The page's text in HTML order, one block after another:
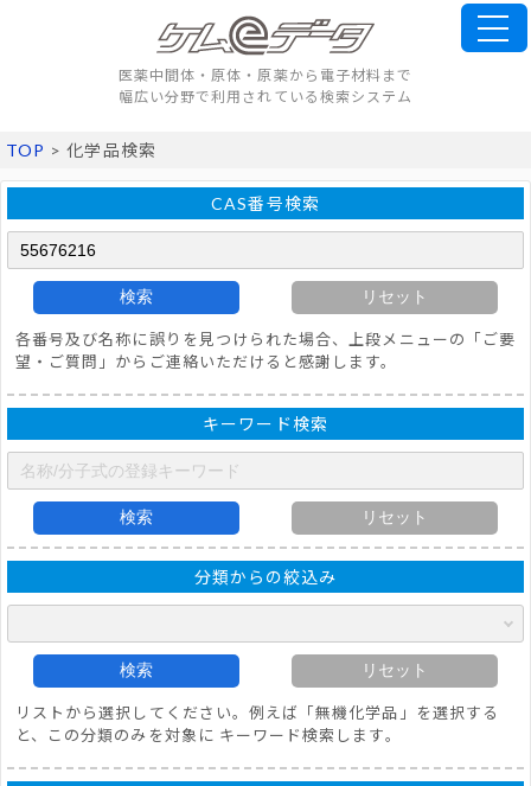
医薬中間体・原体・原薬から電子材料まで
幅広い分野で利用されている検索システム
TOP > 化学品検索
CAS番号検索
検索 リセット
各番号及び名称に誤りを見つけられた場合、上段メニューの「ご要
望・ご質問」からご連絡いただけると感謝します。
キーワード検索
検索 リセット
分類からの絞込み
検索 リセット
リストから選択してください。例えば「無機化学品」を選択する
と、この分類のみを対象に キーワード検索します。